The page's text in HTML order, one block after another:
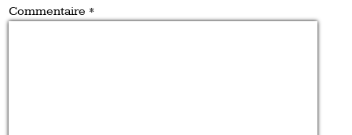
Commentaire *